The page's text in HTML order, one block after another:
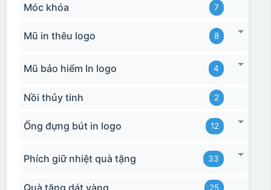
Móc khóa 7
Mũ in thêu logo 8
Mũ bảo hiểm In logo 4
Nồi thủy tinh 2
Ống đựng bút in logo 12
Phích giữ nhiệt quà tặng 33
Quà tặng dát vàng 25